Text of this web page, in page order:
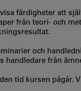
färdigheter att
från teori- och
och
från
tid kursen pågår.